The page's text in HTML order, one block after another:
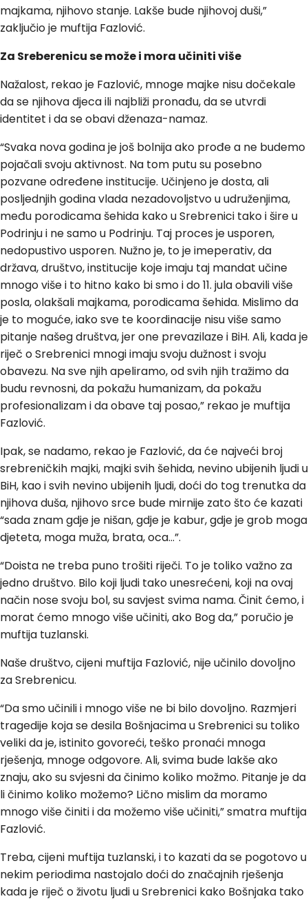
majkama, njihovo stanje. Lakše bude njihovoj duši,”
zaključio je muftija Fazlović.
Za Sreberenicu se može i mora učiniti više
Nažalost, rekao je Fazlović, mnoge majke nisu dočekale
da se njihova djeca ili najbliži pronađu, da se utvrdi
identitet i da se obavi dženaza-namaz.
“Svaka nova godina je još bolnija ako prođe a ne budemo
pojačali svoju aktivnost. Na tom putu su posebno
pozvane određene institucije. Učinjeno je dosta, ali
posljednjih godina vlada nezadovoljstvo u udruženjima,
među porodicama šehida kako u Srebrenici tako i šire u
Podrinju i ne samo u Podrinju. Taj proces je usporen,
nedopustivo usporen. Nužno je, to je imeperativ, da
država, društvo, institucije koje imaju taj mandat učine
mnogo više i to hitno kako bi smo i do 11. jula obavili više
posla, olakšali majkama, porodicama šehida. Mislimo da
je to moguće, iako sve te koordinacije nisu više samo
pitanje našeg društva, jer one prevazilaze i BiH. Ali, kada je
riječ o Srebrenici mnogi imaju svoju dužnost i svoju
obavezu. Na sve njih apeliramo, od svih njih tražimo da
budu revnosni, da pokažu humanizam, da pokažu
profesionalizam i da obave taj posao,” rekao je muftija
Fazlović.
Ipak, se nadamo, rekao je Fazlović, da će najveći broj
srebreničkih majki, majki svih šehida, nevino ubijenih ljudi u
BiH, kao i svih nevino ubijenih ljudi, doći do tog trenutka da
njihova duša, njihovo srce bude mirnije zato što će kazati
“sada znam gdje je nišan, gdje je kabur, gdje je grob moga
djeteta, moga muža, brata, oca…”.
“Doista ne treba puno trošiti riječi. To je toliko važno za
jedno društvo. Bilo koji ljudi tako unesrećeni, koji na ovaj
način nose svoju bol, su savjest svima nama. Činit ćemo, i
morat ćemo mnogo više učiniti, ako Bog da,” poručio je
muftija tuzlanski.
Naše društvo, cijeni muftija Fazlović, nije učinilo dovoljno
za Srebrenicu.
“Da smo učinili i mnogo više ne bi bilo dovoljno. Razmjeri
tragedije koja se desila Bošnjacima u Srebrenici su toliko
veliki da je, istinito govoreći, teško pronaći mnoga
rješenja, mnoge odgovore. Ali, svima bude lakše ako
znaju, ako su svjesni da činimo koliko možmo. Pitanje je da
li činimo koliko možemo? Lično mislim da moramo
mnogo više činiti i da možemo više učiniti,” smatra muftija
Fazlović.
Treba, cijeni muftija tuzlanski, i to kazati da se pogotovo u
nekim periodima nastojalo doći do značajnih rješenja
kada je riječ o životu ljudi u Srebrenici kako Bošnjaka tako